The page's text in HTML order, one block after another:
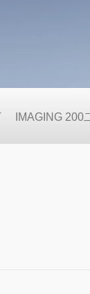
IMAGING